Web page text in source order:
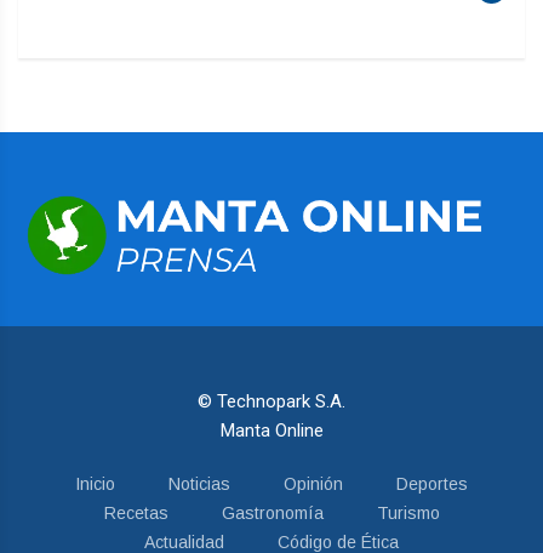
© Technopark S.A.
Manta Online
Inicio Noticias Opinión
Deportes
Recetas
Gastronomía
Turismo
Actualidad
Código de Ética